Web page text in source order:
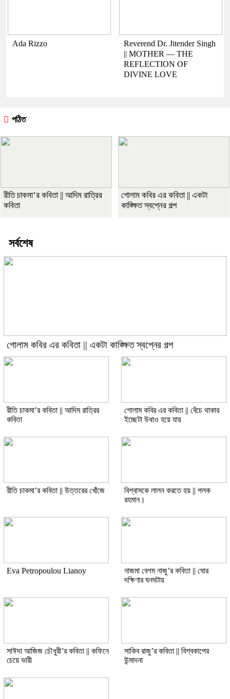
Ada Rizzo
Reverend Dr. Jitender Singh
|| MOTHER — THE
REFLECTION OF
DIVINE LOVE
পঠিত
রীতি চাকমা’র কবিতা || আদিম রাত্রির
কবিতা
গোলাম কবির এর কবিতা || একটা
কাঙ্ক্ষিত স্বপ্নের গল্প
সর্বশেষ
গোলাম কবির এর কবিতা || একটা কাঙ্ক্ষিত স্বপ্নের গল্প
রীতি চাকমা’র কবিতা || আদিম রাত্রির
কবিতা
গোলাম কবির এর কবিতা || বেঁচে থাকার
ইচ্ছেটা উধাও হয়ে যায়
রীতি চাকমা’র কবিতা || উত্তরের খোঁজে
বিশ্বাসকে লালন করতে হয় || পলক
রহমান।
Eva Petropoulou Lianoy
নাজমা বেগম নাজু’র কবিতা || ঘোর
দক্ষিণার ঘনঘটায়
সাঈদা আজিজ চৌধুরী’র কবিতা || কফিনে
চেয়ে ভারী
সাকিব রাজু’র কবিতা || বিশ্বকাপের
উন্মাদনা